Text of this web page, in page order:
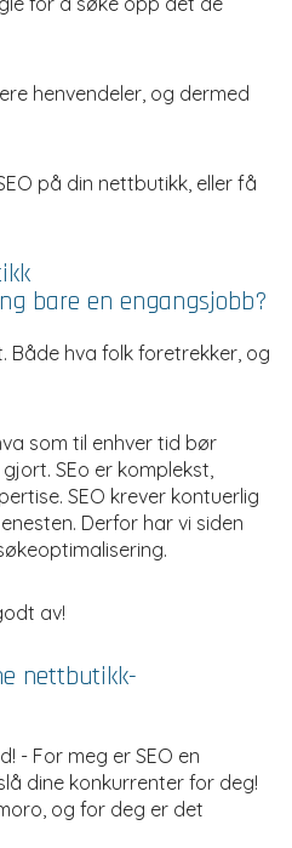
henvendeler, og dermed
på din nettbutikk, eller få
bare en engangsjobb?
Både hva folk foretrekker, og
som til enhver tid bør
SEo er komplekst,
SEO krever kontuerlig
Derfor har vi siden
av!
nettbutikk-
- For meg er SEO en
dine konkurrenter for deg!
og for deg er det